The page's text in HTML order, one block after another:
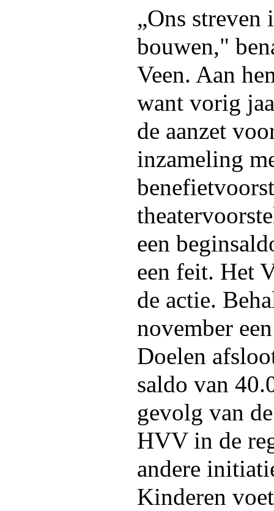
„Ons streven
bouwen,"
Veen. Aan
want vorig
de aanzet
inzameling
een
een feit. Het
de actie.
november
Doelen
saldo van
gevolg van
HVV in de
andere
Kinderen